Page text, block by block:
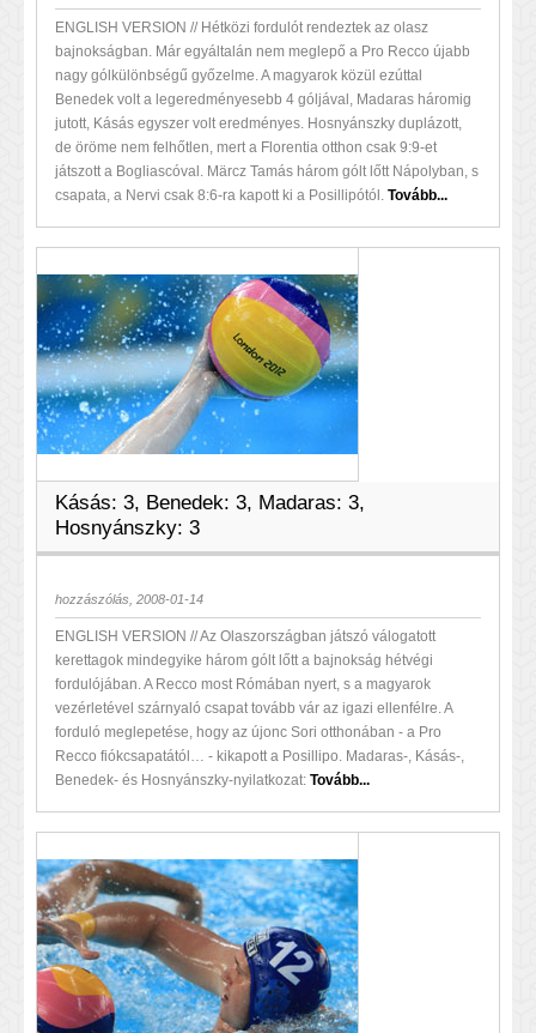
ENGLISH VERSION // Hétközi fordulót rendeztek az olasz
bajnokságban. Már egyáltalán nem meglepő a Pro Recco újabb
nagy gólkülönbségű győzelme. A magyarok közül ezúttal
Benedek volt a legeredményesebb 4 góljával, Madaras háromig
jutott, Kásás egyszer volt eredményes. Hosnyánszky duplázott,
de öröme nem felhőtlen, mert a Florentia otthon csak 9:9-et
játszott a Bogliascóval. Märcz Tamás három gólt lőtt Nápolyban, s
csapata, a Nervi csak 8:6-ra kapott ki a Posillipótól. Tovább...
Kásás: 3, Benedek: 3, Madaras: 3,
Hosnyánszky: 3
hozzászólás, 2008-01-14
ENGLISH VERSION // Az Olaszországban játszó válogatott
kerettagok mindegyike három gólt lőtt a bajnokság hétvégi
fordulójában. A Recco most Rómában nyert, s a magyarok
vezérletével szárnyaló csapat tovább vár az igazi ellenfélre. A
forduló meglepetése, hogy az újonc Sori otthonában - a Pro
Recco fiókcsapatától… - kikapott a Posillipo. Madaras-, Kásás-,
Benedek- és Hosnyánszky-nyilatkozat: Tovább...